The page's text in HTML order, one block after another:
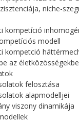
niche-
kompetíció
modell
kompetció
az
felosztása
alapmodelljei
viszony dinamikája